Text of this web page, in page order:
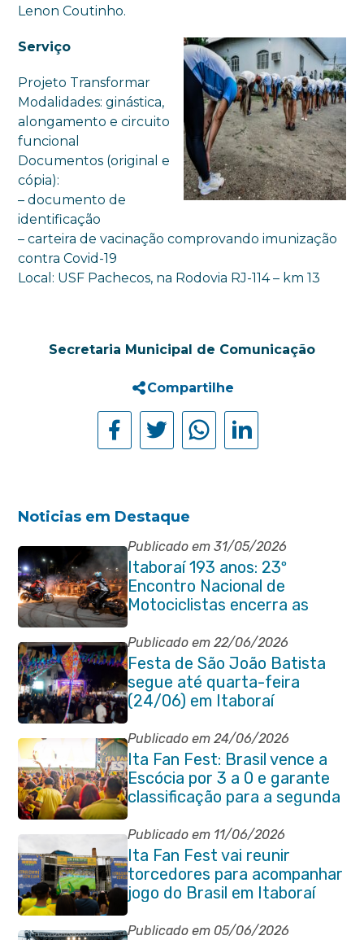
Lenon Coutinho.
Serviço
Projeto Transformar
Modalidades: ginástica,
alongamento e circuito
funcional
Documentos (original e
cópia):
– documento de
identificação
– carteira de vacinação comprovando imunização
contra Covid-19
Local: USF Pachecos, na Rodovia RJ-114 – km 13
Secretaria Municipal de Comunicação
Compartilhe
Noticias em Destaque
Publicado em 31/05/2026
Itaboraí 193 anos: 23º
Encontro Nacional de
Motociclistas encerra as
comemorações do
aniversário da cidade
Publicado em 22/06/2026
Festa de São João Batista
segue até quarta-feira
(24/06) em Itaboraí
Publicado em 24/06/2026
Ita Fan Fest: Brasil vence a
Escócia por 3 a 0 e garante
classificação para a segunda
fase da Copa do Mundo
Publicado em 11/06/2026
Ita Fan Fest vai reunir
torcedores para acompanhar
jogo do Brasil em Itaboraí
Publicado em 05/06/2026